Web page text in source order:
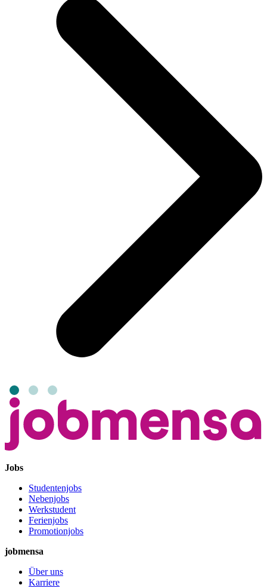
Jobs
Studentenjobs
Nebenjobs
Werkstudent
Ferienjobs
Promotionjobs
jobmensa
Über uns
Karriere